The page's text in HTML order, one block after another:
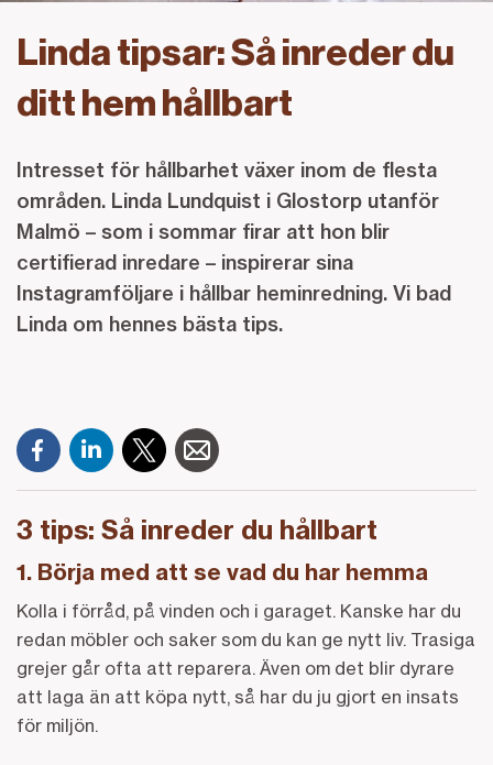
Linda tipsar: Så inreder du
ditt hem hållbart
Intresset för hållbarhet växer inom de flesta
områden. Linda Lundquist i Glostorp utanför
Malmö – som i sommar firar att hon blir
certifierad inredare – inspirerar sina
Instagramföljare i hållbar heminredning. Vi bad
Linda om hennes bästa tips.
3 tips: Så inreder du hållbart
1. Börja med att se vad du har hemma
Kolla i förråd, på vinden och i garaget. Kanske har du
redan möbler och saker som du kan ge nytt liv. Trasiga
grejer går ofta att reparera. Även om det blir dyrare
att laga än att köpa nytt, så har du ju gjort en insats
för miljön.